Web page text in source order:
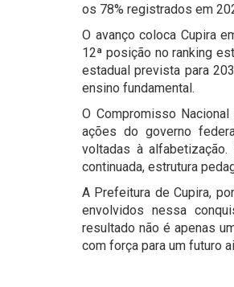
os 78% registrados em
O avanço coloca Cupira
12ª posição no ranking
estadual prevista para
ensino fundamental.
O Compromisso
ações do governo
voltadas à
continuada, estrutura
A Prefeitura de Cupira,
envolvidos nessa
resultado não é apenas
com força para um futuro